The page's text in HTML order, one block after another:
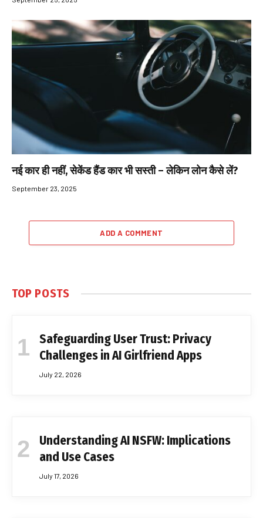
नई कार ही नहीं, सेकेंड हैंड कार भी सस्ती – लेकिन लोन कैसे लें?
September 23, 2025
ADD A COMMENT
TOP POSTS
Safeguarding User Trust: Privacy
Challenges in AI Girlfriend Apps
July 22, 2026
Understanding AI NSFW: Implications
and Use Cases
July 17, 2026